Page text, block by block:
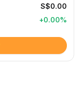
S$0.00
+0.00%